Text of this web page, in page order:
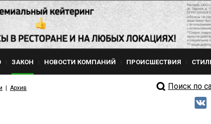
ЗАКОН НОВОСТИ КОМПАНИЙ ПРОИСШЕСТВИЯ
Архив Поиск по